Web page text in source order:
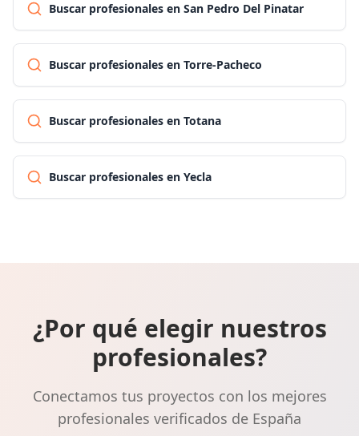
Buscar profesionales en San Pedro Del Pinatar
Buscar profesionales en Torre-Pacheco
Buscar profesionales en Totana
Buscar profesionales en Yecla
¿Por qué elegir nuestros
profesionales?
Conectamos tus proyectos con los mejores
profesionales verificados de España